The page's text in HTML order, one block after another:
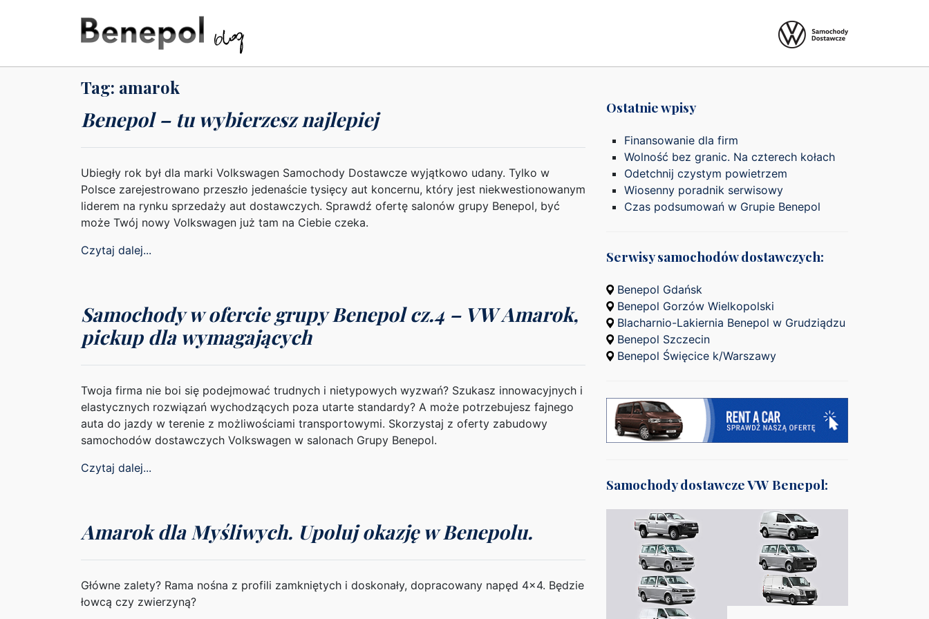
Tag: amarok
Benepol – tu wybierzesz najlepiej
Ubiegły rok był dla marki Volkswagen Samochody Dostawcze wyjątkowo udany. Tylko w
Polsce zarejestrowano przeszło jedenaście tysięcy aut koncernu, który jest niekwestionowanym
liderem na rynku sprzedaży aut dostawczych. Sprawdź ofertę salonów grupy Benepol, być
może Twój nowy Volkswagen już tam na Ciebie czeka.
Czytaj dalej...
Samochody w ofercie grupy Benepol cz.4 – VW Amarok,
pickup dla wymagających
Twoja firma nie boi się podejmować trudnych i nietypowych wyzwań? Szukasz innowacyjnych i
elastycznych rozwiązań wychodzących poza utarte standardy? A może potrzebujesz fajnego
auta do jazdy w terenie z możliwościami transportowymi. Skorzystaj z oferty zabudowy
samochodów dostawczych Volkswagen w salonach Grupy Benepol.
Czytaj dalej...
Amarok dla Myśliwych. Upoluj okazję w Benepolu.
Główne zalety? Rama nośna z profili zamkniętych i doskonały, dopracowany napęd 4×4. Będzie
łowcą czy zwierzyną?
Ostatnie wpisy
Finansowanie dla firm
Wolność bez granic. Na czterech kołach
Odetchnij czystym powietrzem
Wiosenny poradnik serwisowy
Czas podsumowań w Grupie Benepol
Serwisy samochodów dostawczych:
Benepol Gdańsk
Benepol Gorzów Wielkopolski
Blacharnio-Lakiernia Benepol w Grudziądzu
Benepol Szczecin
Benepol Święcice k/Warszawy
Samochody dostawcze VW Benepol: